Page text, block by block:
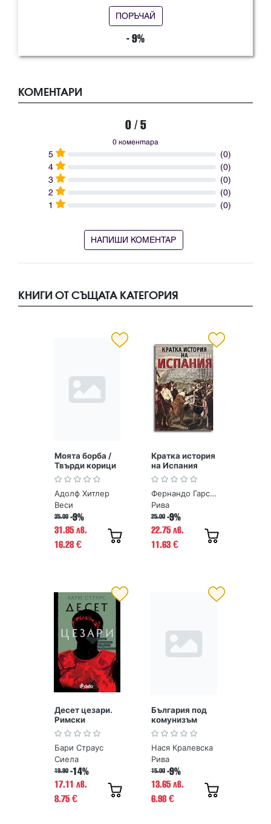
ПОРЪЧАЙ
- 9%
КОМЕНТАРИ
0 / 5
0 коментара
5
(0)
4
(0)
3
(0)
2
(0)
1
(0)
НАПИШИ КОМЕНТАР
КНИГИ ОТ СЪЩАТА КАТЕГОРИЯ
Моята борба /
Твърди корици
Адолф Хитлер
Веси
35.00 -9%
31.85 лв.
16.28€
Кратка история
на Испания
Фернандо Гарсия де Кортасар, Хосе Мануел Гонсалес Весга
Рива
25.00 -9%
22.75 лв.
11.63 €
Десет цезари.
Римски
императори от
Август до
Константин
Бари Страус
Сиела
19.90 -14%
17.11 лв.
8.75 €
България под
комунизъм
Нася Кралевска
Рива
15.00 -9%
13.65 лв.
6.98€